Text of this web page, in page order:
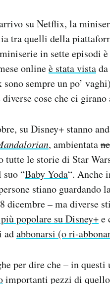
su Netflix, la
tra quelli della
in sette episodi
onlineè stata vista
sempre un po’
cose che ci girano
su Disney+ stanno
, ambientata
le storie di Star
“Baby Yoda“. Anche
stiano guardando
dicembre – ma diverse
popolare su Disney+e
adabbonarsi (o ri-
per dire che – in
importanti pezzi di